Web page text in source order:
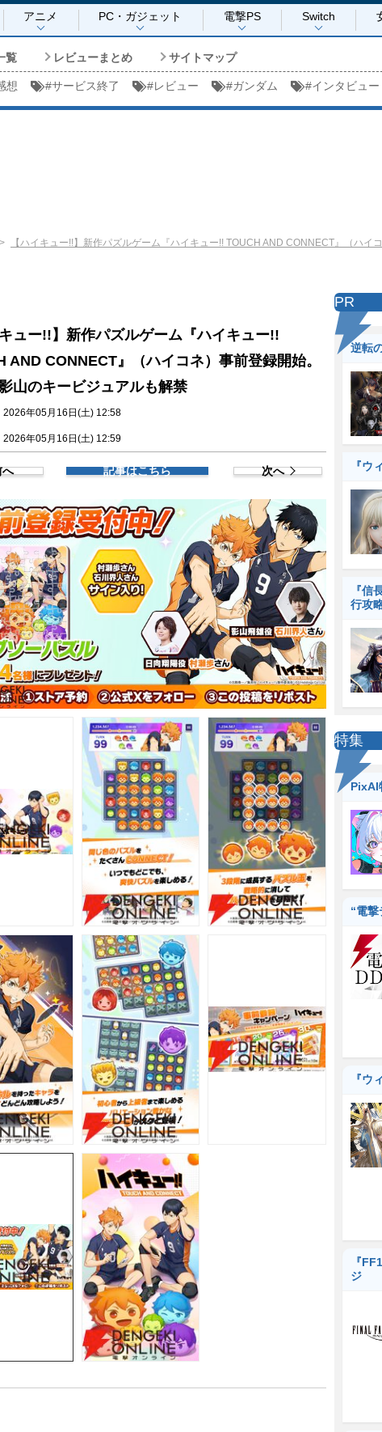
アニメ PC・ガジェット 電撃PS Switch
覧 レビューまとめ サイトマップ
想 #サービス終了 #レビュー #ガンダム #インタビュー
【ハイキュー!!】新作パズルゲーム『ハイキュー!! TOUCH AND CONNECT』（ハイ
キュー!!】新作パズルゲーム『ハイキュー!!
AND CONNECT』（ハイコネ）事前登録開始。
山のキービジュアルも解禁
2026年05月16日(土) 12:58
2026年05月16日(土) 12:59
へ 記事はこちら 次へ
PR
逆転
『ウ
『信
行攻
特集
PixAI
“電
『ウ
『
ジ